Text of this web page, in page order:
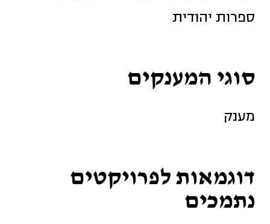
ספרות יהודית
סוגי המענקים
מענק
דוגמאות לפרויקטים
נתמכים